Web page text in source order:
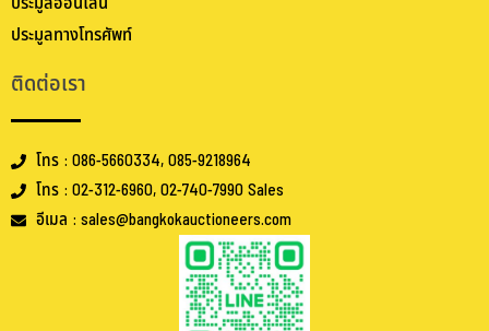
ประมูลทางโทรศัพท์
ติดต่อเรา
โทร : 086-5660334, 085-9218964
โทร : 02-312-6960, 02-740-7990 Sales
อีเมล : sales@bangkokauctioneers.com